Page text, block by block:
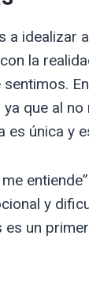
idealizar
la
que al
es única y
y
un